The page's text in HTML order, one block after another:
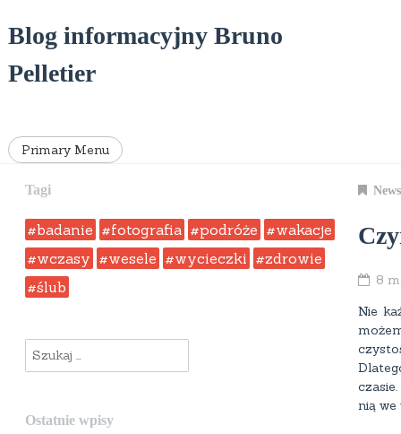
to
content
Blog informacyjny Bruno
Pelletier
Primary Menu
8
Nie
nią
Tagi
badanie fotografia podróże
wakacje
wczasy
wesele wycieczki
zdrowie
ślub
Szukaj:
Ostatnie wpisy